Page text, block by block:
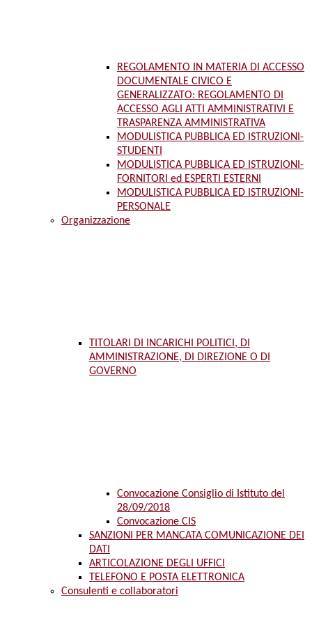
REGOLAMENTO IN MATERIA DI ACCESSO
DOCUMENTALE CIVICO E
GENERALIZZATO: REGOLAMENTO DI
ACCESSO AGLI ATTI AMMINISTRATIVI E
TRASPARENZA AMMINISTRATIVA
MODULISTICA PUBBLICA ED ISTRUZIONI-
STUDENTI
MODULISTICA PUBBLICA ED ISTRUZIONI-
FORNITORI ed ESPERTI ESTERNI
MODULISTICA PUBBLICA ED ISTRUZIONI-
PERSONALE
Organizzazione
TITOLARI DI INCARICHI POLITICI, DI
AMMINISTRAZIONE, DI DIREZIONE O DI
GOVERNO
Convocazione Consiglio di Istituto del
28/09/2018
Convocazione CIS
SANZIONI PER MANCATA COMUNICAZIONE DEI
DATI
ARTICOLAZIONE DEGLI UFFICI
TELEFONO E POSTA ELETTRONICA
Consulenti e collaboratori